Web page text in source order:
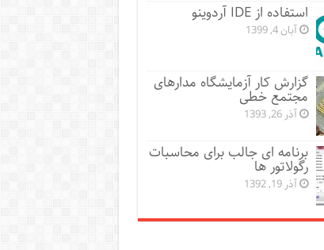
استفاده از IDE آردوینو
آبان 4, 1399
گزارش کار آزمایشگاه مدارهای
مجتمع خطی
آذر 26, 1393
برنامه ای جالب برای محاسبات
رگولاتور ها
آذر 19, 1392